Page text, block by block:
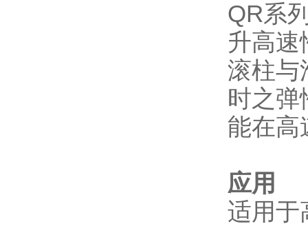
QR系
升高速
滚柱与
时之弹
能在高
应用
适用于